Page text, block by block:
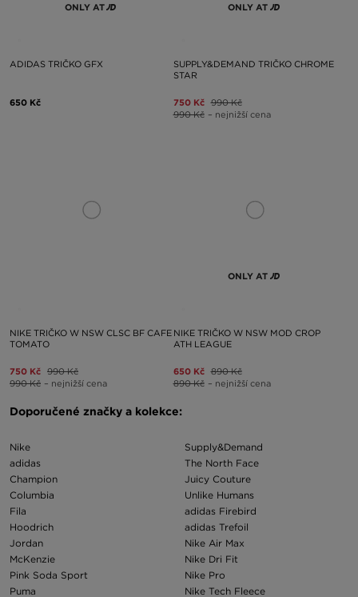
ONLY AT
ADIDAS TRIČKO GFX
650 Kč
ONLY AT
SUPPLY&DEMAND TRIČKO CHROME
STAR
750 Kč 990 Kč
990 Kč – nejnižší cena
NIKE TRIČKO W NSW CLSC BF CAFE
TOMATO
750 Kč 990 Kč
990 Kč – nejnižší cena
ONLY AT
NIKE TRIČKO W NSW MOD CROP
ATH LEAGUE
650 Kč 890 Kč
890 Kč – nejnižší cena
Doporučené značky a kolekce:
Nike
adidas
Champion
Columbia
Fila
Hoodrich
Jordan
McKenzie
Pink Soda Sport
Puma
Supply&Demand
The North Face
Juicy Couture
Unlike Humans
adidas Firebird
adidas Trefoil
Nike Air Max
Nike Dri Fit
Nike Pro
Nike Tech Fleece